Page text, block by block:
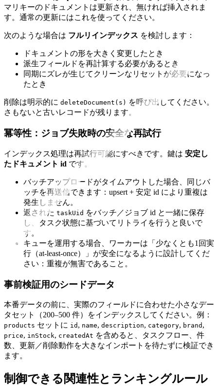
マリキーのドキュメントは更新され、無ければ挿入されま
す。通常の更新にはこれを使ってください。
次のような場合は フルリインデックス を検討します：
ドキュメントの形を大きく変更したとき
派生フィールドを再計算する必要があるとき
同期にズレが生じてクリーンなリセットが必要になっ
たとき
削除は明示的に deleteDocument(s) を呼び出してください。
さもないと古いレコードが残ります。
冪等性：ジョブ失敗時の安全な再試行
インデックス処理は再試行可能にすべきです。鍵は 安定し
たドキュメント id です。
バッチアップロードがタイムアウトした場合、同じバ
ッチを再送信できます：upsert + 安定 id により重複は
発生しません。
返された taskUid をバッチ／ジョブ id と一緒に保存
し、タスク状態に基づいてリトライを行うと良いで
す。
キューを運用する場合、ワーカーは「少なくとも1回実
行（at-least-once）」が安全になるように設計してくだ
さい：重複が無害であること。
事前検証用のシードデータ
本番データの前に、実際のフィールドに合わせた小さなデー
タセット（200–500 件）をインデックスしてください。例：
products セットに id , name, description, category, brand ,
price, inStock, createdAt を含めると、タスクフロー、件
数、更新／削除動作を大きなインポートを待たずに検証でき
ます。
制御できる関連性とランキングルール